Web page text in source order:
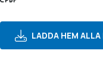
LADDA HEM ALLA